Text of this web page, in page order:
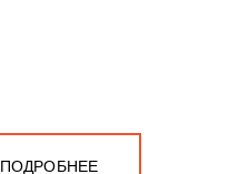
ПОДРОБНЕЕ